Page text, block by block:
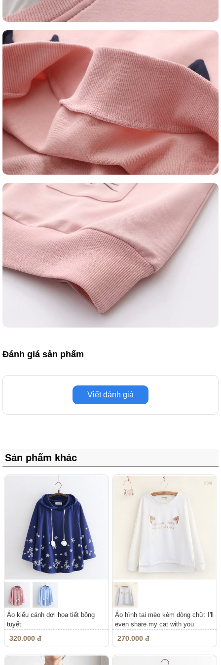
Đánh giá sản phẩm
Viết đánh giá
Sản phẩm khác
Áo kiểu cánh dơi họa tiết bông
tuyết
320.000 đ
Áo hình tai mèo kèm dòng chữ: I'll
even share my cat with you
270.000 đ